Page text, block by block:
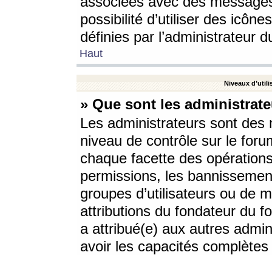
possibilité d’utiliser des
définies par l’administrateur
Haut
Niveaux
» Que sont les
Les administrateurs sont
niveau de contrôle sur le
chaque facette des
permissions, les
groupes d’utilisateurs ou de
attributions du fondateur du
a attribué(e) aux autres
avoir les capacités